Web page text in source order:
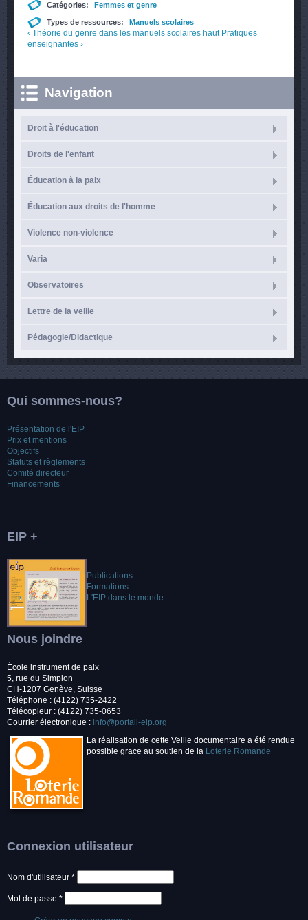
Catégories: Femmes et genre
Types de ressources: Manuels scolaires
‹ Théorie du genre dans les manuels scolaires haut Pratiques
enseignantes ›
Navigation
Droit à l'éducation
Droits de l'enfant
Éducation à la paix
Éducation aux droits de l'homme
Violence non-violence
Varia
Observatoires
Lettre de la veille
Pédagogie/Didactique
Qui sommes-nous?
Présentation de l'EIP
Prix et mentions
Objectifs
Statuts et règlements
Comité directeur
Financements
EIP +
Publications
Formations
L'EIP dans le monde
Nous joindre
École instrument de paix
5, rue du Simplon
CH-1207 Genève, Suisse
Téléphone : (4122) 735-2422
Télécopieur : (4122) 735-0653
Courrier électronique : info@portail-eip.org
La réalisation de cette Veille documentaire a été rendue
possible grace au soutien de la Loterie Romande
Connexion utilisateur
Nom d'utilisateur *
Mot de passe *